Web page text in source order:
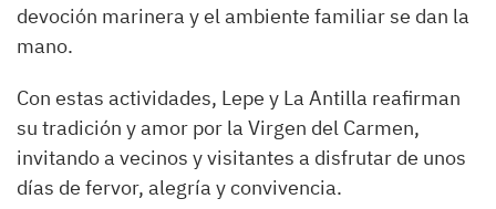
devoción marinera y el ambiente familiar se dan la
mano.
Con estas actividades, Lepe y La Antilla reafirman
su tradición y amor por la Virgen del Carmen,
invitando a vecinos y visitantes a disfrutar de unos
días de fervor, alegría y convivencia.